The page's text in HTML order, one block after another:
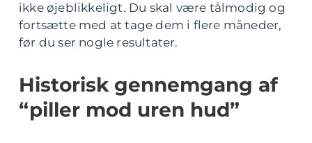
ikke øjeblikkeligt. Du skal være tålmodig og
fortsætte med at tage dem i flere måneder,
før du ser nogle resultater.
Historisk gennemgang af
“piller mod uren hud”